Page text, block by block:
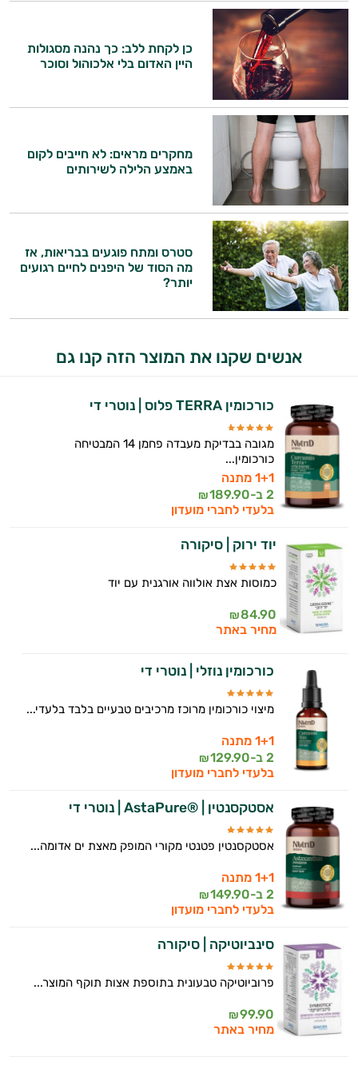
כן לקחת ללב: כך נהנה מסגולות
היין האדום בלי אלכוהול וסוכר
מחקרים מראים: לא חייבים לקום
באמצע הלילה לשירותים
סטרס ומתח פוגעים בבריאות, אז
מה הסוד של היפנים לחיים רגועים
יותר?
אנשים שקנו את המוצר הזה קנו גם
כורכומין TERRA פלוס | נוטרי די
מגובה בבדיקת מעבדה פחמן 14 המבטיחה
כורכומין...
1+1 מתנה
2 ב-
189.90
₪
בלעדי לחברי מועדון
יוד ירוק | סיקורה
כמוסות אצת אולווה אורגנית עם יוד
84.90
₪
מחיר באתר
כורכומין נוזלי | נוטרי די
מיצוי כורכומין מרוכז מרכיבים טבעיים בלבד בלעדי...
1+1 מתנה
2 ב-
129.90
₪
בלעדי לחברי מועדון
אסטקסנטין | ®AstaPure | נוטרי די
אסטקסנטין פטנטי מקורי המופק מאצת ים אדומה...
1+1 מתנה
2 ב-
149.90
₪
בלעדי לחברי מועדון
סינביוטיקה | סיקורה
פרוביוטיקה טבעונית בתוספת אצות תוקף המוצר...
99.90
₪
מחיר באתר
היי,
אני יועץ הבריאות האישי AI של טבע בריא.
התשובות שלי מבוססות על מאגרי מידע קליניים
וספרות מקצועית בתחומי הרפואה הטבעית
ותזונת הספורט.
אני כאן כדי לעזור לך להתאים את תוספי
התזונה ומוצרי הבריאות המדויקים למטרות
ולמצב הגופני שלך, ולהסביר לך אילו רכיבים
עובדים יחד כדי למקסם תוצאות גם בחיי היום
המטרה שלי היא להתאים עבורך המלצות
זה הזמן להתחיל. איך אוכל לעזור?